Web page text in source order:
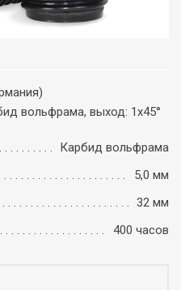
вольфрама, выход: 1х45°
Карбид вольфрама
5,0 мм
32 мм
400 часов